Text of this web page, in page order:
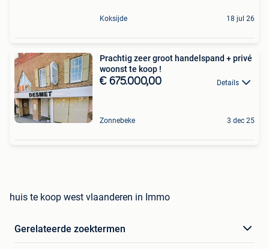
Koksijde 18 jul 26
Prachtig zeer groot handelspand + privé
woonst te koop !
€ 675.000,00 Details
Zonnebeke 3 dec 25
huis te koop west vlaanderen in Immo
Gerelateerde zoektermen